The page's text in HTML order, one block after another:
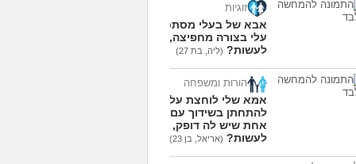
בתחתית כלכלית,
בהכל יש לי סיבה?
עצות
בצד האם אני ואישתי
טוב?
(ריי מסטיריו, בן
למשוך כספי פנסיה
מה ההשלכות של
עצות
זוגיות
אבא של בעלי מסתכל
עלי בצורה מחפיצה, מה
לעשות? (ליה, בת 27)
הורות ומשפחה
אמא שלי לוחצת עליי
להתחתן בשידוך עם כל
אחת שיש לה דופק, מה
לעשות? (אריאל, בן 23)